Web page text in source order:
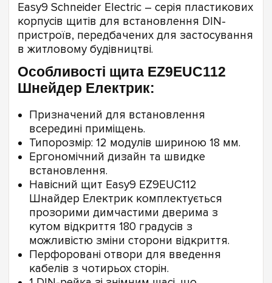
Easy9 Schneider Electric – серія пластикових
корпусів щитів для встановлення DIN-
пристроїв, передбачених для застосування
в житловому будівництві.
Особливості щита EZ9EUC112
Шнейдер Електрик:
Призначений для встановлення
всередині приміщень.
Типорозмір: 12 модулів шириною 18 мм.
Ергономічний дизайн та швидке
встановлення.
Навісний щит Easy9 EZ9EUC112
Шнайдер Електрик комплектується
прозорими димчастими дверима з
кутом відкриття 180 градусів з
можливістю зміни сторони відкриття.
Перфоровані отвори для введення
кабелів з чотирьох сторін.